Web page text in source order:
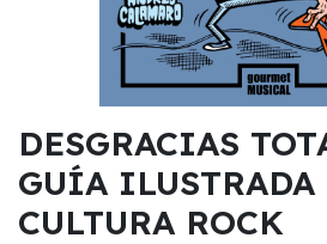
DESGRACIAS
GUÍA ILUSTRADA
CULTURA ROCK